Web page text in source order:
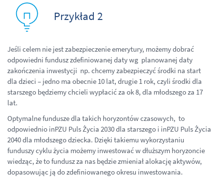
Przykład 2
Jeśli celem nie jest zabezpieczenie emerytury, możemy dobrać
odpowiedni fundusz zdefiniowanej daty wg planowanej daty
zakończenia inwestycji np. chcemy zabezpieczyć środki na start
dla dzieci – jedno ma obecnie 10 lat, drugie 1 rok, czyli środki dla
starszego będziemy chcieli wypłacić za ok 8, dla młodszego za 17
lat.
Optymalne fundusze dla takich horyzontów czasowych, to
odpowiednio inPZU Puls Życia 2030 dla starszego i inPZU Puls Życia
2040 dla młodszego dziecka. Dzięki takiemu wykorzystaniu
funduszy cyklu życia możemy inwestować w dłuższym horyzoncie
wiedząc, że to fundusz za nas będzie zmieniał alokację aktywów,
dopasowując ją do zdefiniowanego okresu inwestowania.